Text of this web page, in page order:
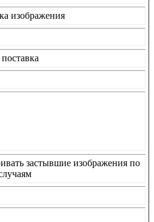
изображения
застывшие изображения по